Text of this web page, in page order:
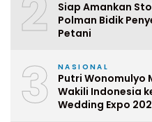
2
Siap Amankan
Polman Bidik
Petani
3 NASIONAL
Putri Wonomulyo
Wakili Indonesia
Wedding Expo